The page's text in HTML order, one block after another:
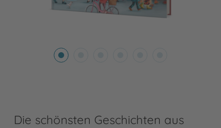
Die schönsten Geschichten aus